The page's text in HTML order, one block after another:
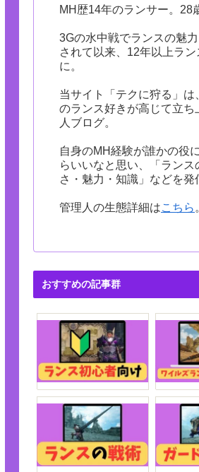
MH歴14年のランサー。28
3Gの水中戦でランスの魅
されて以来、12年以上ラン
に。
当サイト「テクに狩る」は
のランス好きが高じて立ち
人ブログ。
自身のMH経験が誰かの役
らいいなと思い、「ランス
さ・魅力・知識」などを発
管理人の生態詳細はこちら
おすすめの記事群